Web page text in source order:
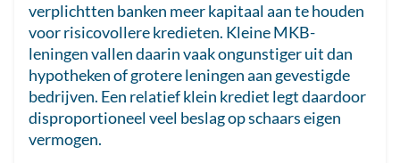
verplichtten banken meer kapitaal aan te houden
voor risicovollere kredieten. Kleine MKB-
leningen vallen daarin vaak ongunstiger uit dan
hypotheken of grotere leningen aan gevestigde
bedrijven. Een relatief klein krediet legt daardoor
disproportioneel veel beslag op schaars eigen
vermogen.